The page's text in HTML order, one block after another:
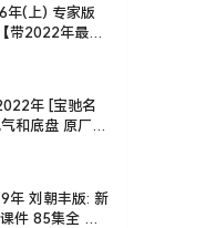
年(上) 专家版
带2022年最新
年 [宝驰名
和底盘 原厂技
年 刘朝丰版: 新
件 85集全 电